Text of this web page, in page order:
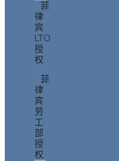
菲
律
宾
LTO
授
权
菲
律
宾
劳
工
部
授
权